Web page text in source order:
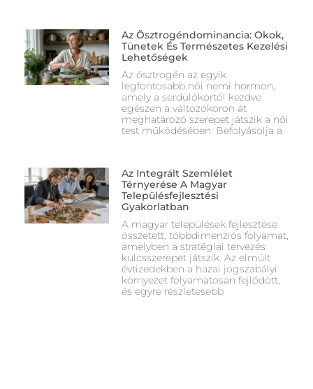
Az Ösztrogéndominancia: Okok,
Tünetek És Természetes Kezelési
Lehetőségek
Az ösztrogén az egyik
legfontosabb női nemi hormon,
amely a serdülőkortól kezdve
egészen a változókoron át
meghatározó szerepet játszik a női
test működésében. Befolyásolja a
Az Integrált Szemlélet
Térnyerése A Magyar
Településfejlesztési
Gyakorlatban
A magyar települések fejlesztése
összetett, többdimenziós folyamat,
amelyben a stratégiai tervezés
kulcsszerepet játszik. Az elmúlt
évtizedekben a hazai jogszabályi
környezet folyamatosan fejlődött,
és egyre részletesebb